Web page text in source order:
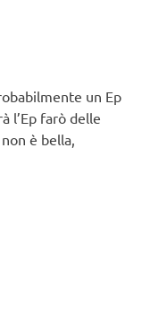
un Ep
l’Ep farò delle
è bella,